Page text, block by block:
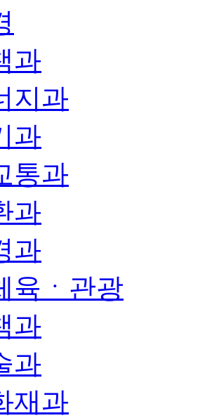
과
지과
과
통과
과
과
육ㆍ관광
과
과
재과